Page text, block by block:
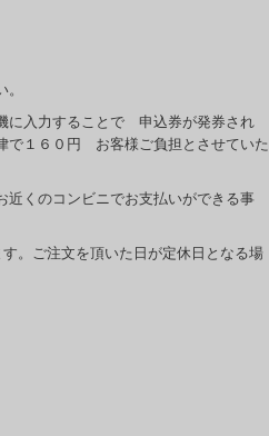
に入力することで 申込券が発券され
で１６０円 お客様ご負担とさせていた
くのコンビニでお支払いができる事
。ご注文を頂いた日が定休日となる場